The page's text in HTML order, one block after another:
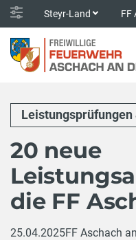
Steyr-Land FF
Leistungsprüfungen
20 neue
die FF
25.04.2025FF Aschach